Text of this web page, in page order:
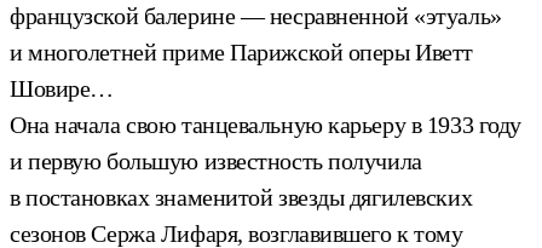
французской балерине — несравненной «этуаль»
и многолетней приме Парижской оперы Иветт
Шовире…
Она начала свою танцевальную карьеру в 1933 году
и первую большую известность получила
в постановках знаменитой звезды дягилевских
сезонов Сержа Лифаря, возглавившего к тому